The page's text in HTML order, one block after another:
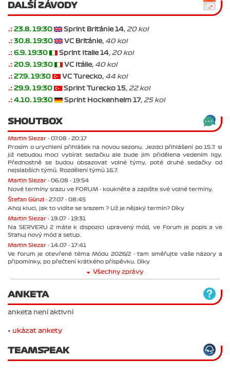
DALŠÍ ZÁVODY
.: 23.8. 19:30 Sprint Británie 14, 20 kol
.: 30.8. 19:30 VC Británie, 40 kol
.: 6.9. 19:30 Sprint Italie 14, 20 kol
.: 20.9. 19:30 VC Itálie, 40 kol
.: 27.9. 19:30 VC Turecko, 44 kol
.: 29.9. 19:30 Sprint Turecko 15, 22 kol
.: 4.10. 19:30 Sprint Hockenheim 17, 25 kol
SHOUTBOX
Martin Slezar - 07.08 - 20:17
Prosím o urychlení přihlášek na novou sezonu. Jezdci přihlášení po 15.7. si
již nebudou moci vybírat sedačku ale bude jim přidělena vedením ligy.
Přednostně se budou obsazovat volné týmy, poté druhé sedačky od
nejslabších týmů. Rozdělení týmů 16.7.
Martin Slezar - 06.08 - 19:54
Nové termíny srazu ve FORUM - koukněte a zapište své volné termíny.
Štefan Günzl - 27.07 - 08:45
Ahoj kluci, jak to vidíte se srazem ? Už je nějaký termín? Díky
Martin Slezar - 19.07 - 19:31
Na SERVERU 2 máte k dispozici upravený mód, ve Forum je popis a ve
Stahuj nový mód a setup.
Martin Slezar - 14.07 - 17:41
Ve forum je otevřené téma Módu 2026/2 - tam směřujte vaše názory a
připomínky, po přečtení krátkého příspěvku. Díky
Všechny zprávy
ANKETA
anketa není aktivní
• ukázat ankety
TEAMSPEAK